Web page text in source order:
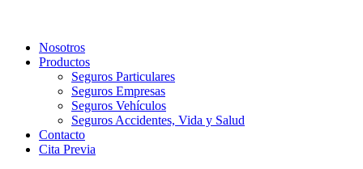
Nosotros
Productos
Seguros Particulares
Seguros Empresas
Seguros Vehículos
Seguros Accidentes, Vida y Salud
Contacto
Cita Previa